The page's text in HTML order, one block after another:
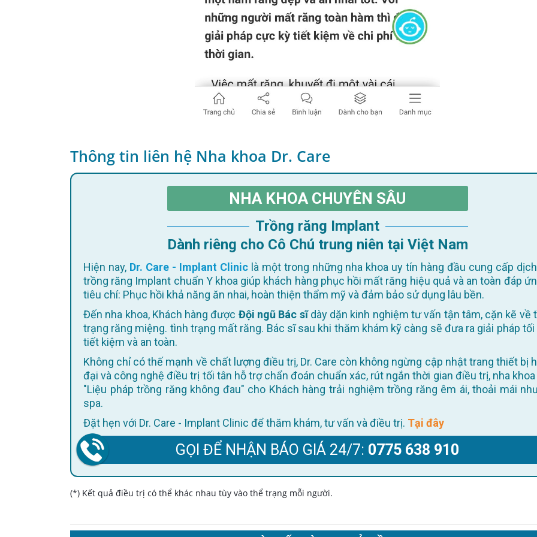
Thông tin liên hệ Nha khoa Dr. Care
NHA KHOA CHUYÊN SÂU
Trồng răng Implant
Dành riêng cho Cô Chú trung niên tại Việt Nam
Hiện nay, Dr. Care - Implant Cliniclà một trong những nha khoa uy tín hàng đầu cung cấp
trồng răng Implant chuẩn Y khoa giúp khách hàng phục hồi mất răng hiệu quả và an toàn đáp
tiêu chí: Phục hồi khả năng ăn nhai, hoàn thiện thẩm mỹ và đảm bảo sử dụng lâu bền.
Đến nha khoa, Khách hàng được Đội ngũ Bác sĩdày dặn kinh nghiệm tư vấn tận tâm, cặn kẽ về
trạng răng miệng. tình trạng mất răng. Bác sĩ sau khi thăm khám kỹ càng sẽ đưa ra giải pháp tối
tiết kiệm và an toàn.
Không chỉ có thế mạnh về chất lượng điều trị, Dr. Care còn không ngừng cập nhật trang thiết bị hiện
đại và công nghệ điều trị tối tân hỗ trợ chẩn đoán chuẩn xác, rút ngắn thời gian điều trị, nha
"Liệu pháp trồng răng không đau" cho Khách hàng trải nghiệm trồng răng êm ái, thoải mái
spa.
Đặt hẹn với Dr. Care - Implant Clinic để thăm khám, tư vấn và điều trị. Tại đây
GỌI ĐỂ NHẬN BÁO GIÁ 24/7: 0775 638 910
(*) Kết quả điều trị có thể khác nhau tùy vào thể trạng mỗi người.